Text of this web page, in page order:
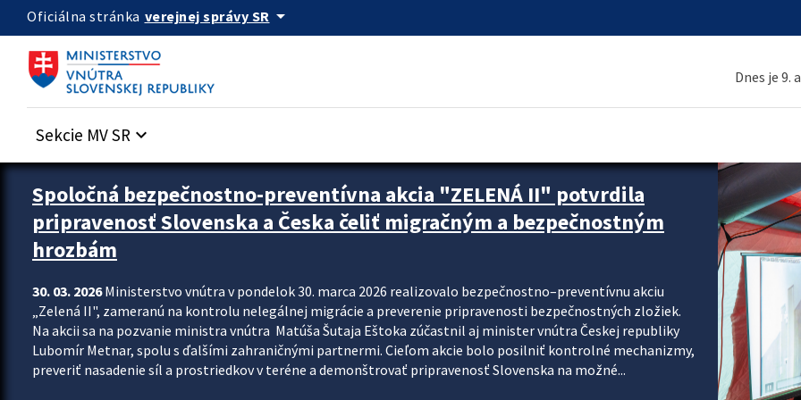
Preskocit na hlavný obsah
Oficiálna stránka verejnej správy SR arrow_drop_down
Dnes je 9.
Sekcie MV SR keyboard_arrow_down
Zastavit automatický posun upútavok
Spoločná bezpečnostno-preventívna akcia "ZELENÁ II" potvrdila
pripravenosť Slovenska a Česka čeliť migračným a bezpečnostným
hrozbám
30. 03. 2026Ministerstvo vnútra v pondelok 30. marca 2026 realizovalo bezpečnostno–preventívnu akciu
„Zelená II", zameranú na kontrolu nelegálnej migrácie a preverenie pripravenosti bezpečnostných zložiek.
Na akcii sa na pozvanie ministra vnútra Matúša Šutaja Eštoka zúčastnil aj minister vnútra Českej republiky
Lubomír Metnar, spolu s ďalšími zahraničnými partnermi. Cieľom akcie bolo posilniť kontrolné mechanizmy,
preveriť nasadenie síl a prostriedkov v teréne a demonštrovať pripravenosť Slovenska na možné...